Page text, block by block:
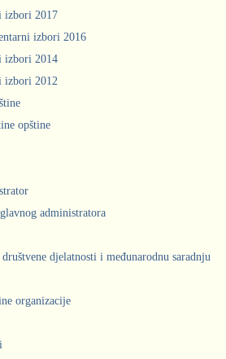
izbori 2017
izbori 2016
izbori 2014
izbori 2012
opštine
administratora
djelatnosti i međunarodnu saradnju
organizacije